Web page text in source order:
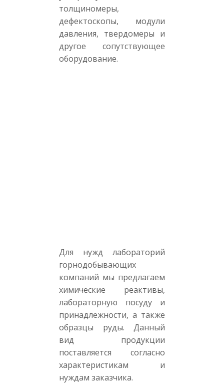
толщиномеры,
дефектоскопы, модули
давления, твердомеры и
другое сопутствующее
оборудование.
Для нужд лабораторий
горнодобывающих
компаний мы предлагаем
химические реактивы,
лабораторную посуду и
принадлежности, а также
образцы руды. Данный
вид продукции
поставляется согласно
характеристикам и
нуждам заказчика.